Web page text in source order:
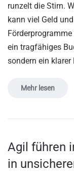
runzelt die Stirn.
kann viel Geld
ein tragfähiges
sondern ein klarer
Mehr lesen
Agil führen
in